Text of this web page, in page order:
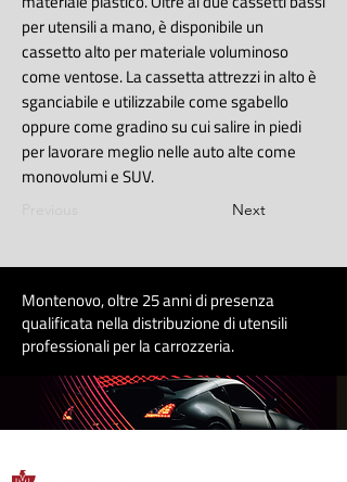
per utensili a mano, è disponibile un
cassetto alto per materiale voluminoso
come ventose. La cassetta attrezzi in alto è
sganciabile e utilizzabile come sgabello
oppure come gradino su cui salire in piedi
per lavorare meglio nelle auto alte come
monovolumi e SUV.
Next
Montenovo, oltre 25 anni di presenza
qualificata nella distribuzione di utensili
professionali per la carrozzeria.